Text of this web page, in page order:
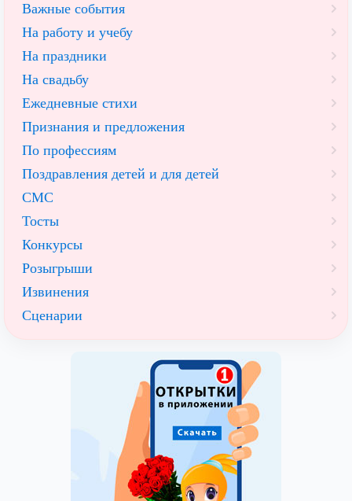
Важные события
На работу и учебу
На праздники
На свадьбу
Ежедневные стихи
Признания и предложения
По профессиям
Поздравления детей и для детей
СМС
Тосты
Конкурсы
Розыгрыши
Извинения
Сценарии